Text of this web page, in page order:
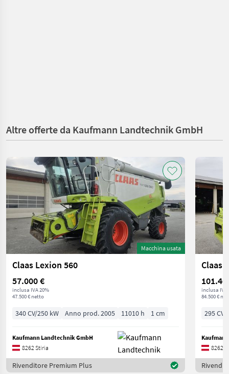
Altre offerte da Kaufmann Landtechnik GmbH
Macchina usata
Claas Lexion 560
57.000 €
inclusa IVA 20%
47.500 € netto
340 CV/250 kW Anno prod. 2005 11010 h 1 cm
Kaufmann Landtechnik GmbH
8262 Stiria
Rivenditore Premium Plus
Claas
inclusa IVA
84.500 €
295 CV/
8262